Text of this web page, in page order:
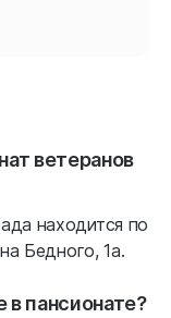
ветеранов
находится по
Бедного, 1а.
пансионате?